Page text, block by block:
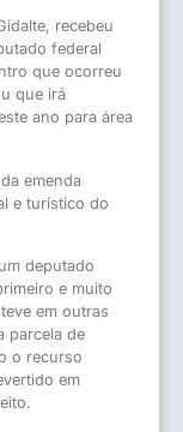
recebeu
federal
que ocorreu
que irá
ano para área
emenda
e turístico do
deputado
e muito
em outras
parcela de
o recurso
em